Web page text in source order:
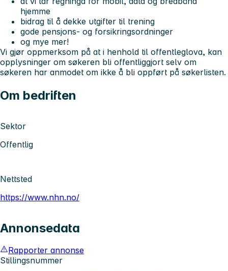
hjemme
bidrag til å dekke utgifter til trening
gode pensjons- og forsikringsordninger
og mye mer!
Vi gjør oppmerksom på at i henhold til offentleglova, kan
opplysninger om søkeren bli offentliggjort selv om
søkeren har anmodet om ikke å bli oppført på søkerlisten.
Om bedriften
Sektor
Offentlig
Nettsted
https://www.nhn.no/
Annonsedata
Rapporter annonse
Stillingsnummer